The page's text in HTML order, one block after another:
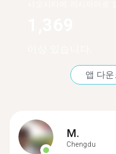
앱 다운
M.
Chengdu